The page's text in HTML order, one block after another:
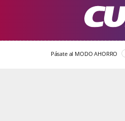
Pásate al MODO AHORRO